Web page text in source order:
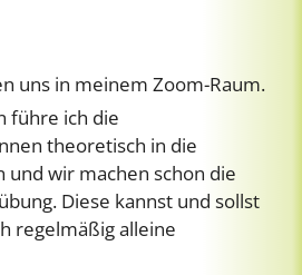
uns in meinem Zoom-Raum.
führe ich die
theoretisch in die
und wir machen schon die
Diese kannst und sollst
regelmäßig alleine